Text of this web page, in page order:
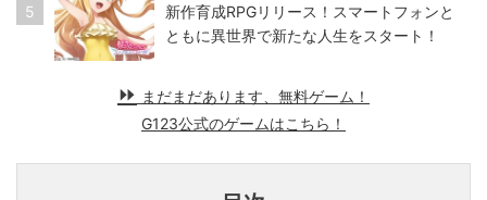
5
新作育成RPGリリース！スマートフォンと
ともに異世界で新たな人生をスタート！
まだまだあります、無料ゲーム！
G123公式のゲームはこちら！